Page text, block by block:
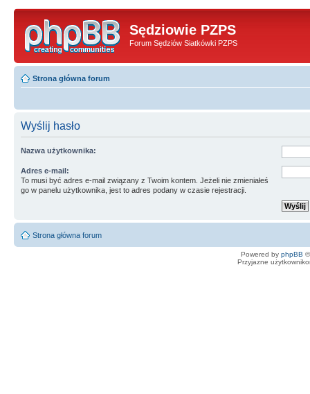
Sędziowie PZPS
Forum Sędziów Siatkówki PZPS
Strona główna forum
Wyślij hasło
Nazwa użytkownika:
Adres e-mail:
To musi być adres e-mail związany z Twoim kontem. Jeżeli nie zmieniałeś
go w panelu użytkownika, jest to adres podany w czasie rejestracji.
Strona główna forum
Powered by phpBB
Przyjazne